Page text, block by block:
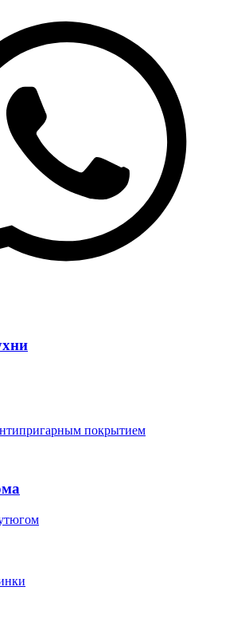
покрытием